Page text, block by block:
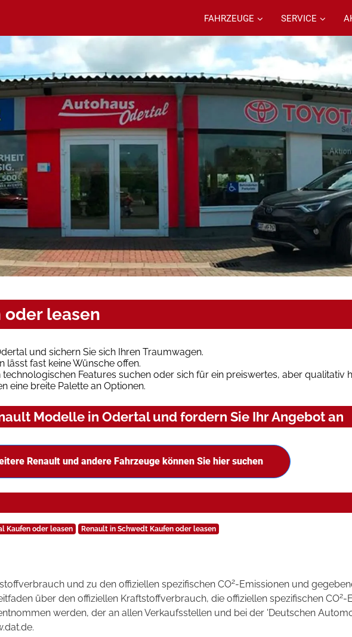
FAHRZEUGE SERVICE
leasen
und sichern Sie sich Ihren Traumwagen.
fast keine Wünsche offen.
Features suchen oder sich für ein preiswertes, aber qualitativ
eine breite Palette an Optionen.
Modelle in Odertal und fordern Sie Ihr Angebot an
Renault und andere Fahrzeuge können Sie hier suchen
Kaufen oder leasen Renault in Schwedt Kaufen oder leasen
und zu den offiziellen spezifischen CO2-Emissionen und
über den offiziellen Kraftstoffverbrauch, die offiziellen spezifischen CO2-
werden, der an allen Verkaufsstellen und bei der 'Deutschen